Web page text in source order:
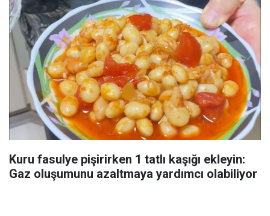
Kuru fasulye pişirirken 1 tatlı kaşığı ekleyin:
Gaz oluşumunu azaltmaya yardımcı olabiliyor